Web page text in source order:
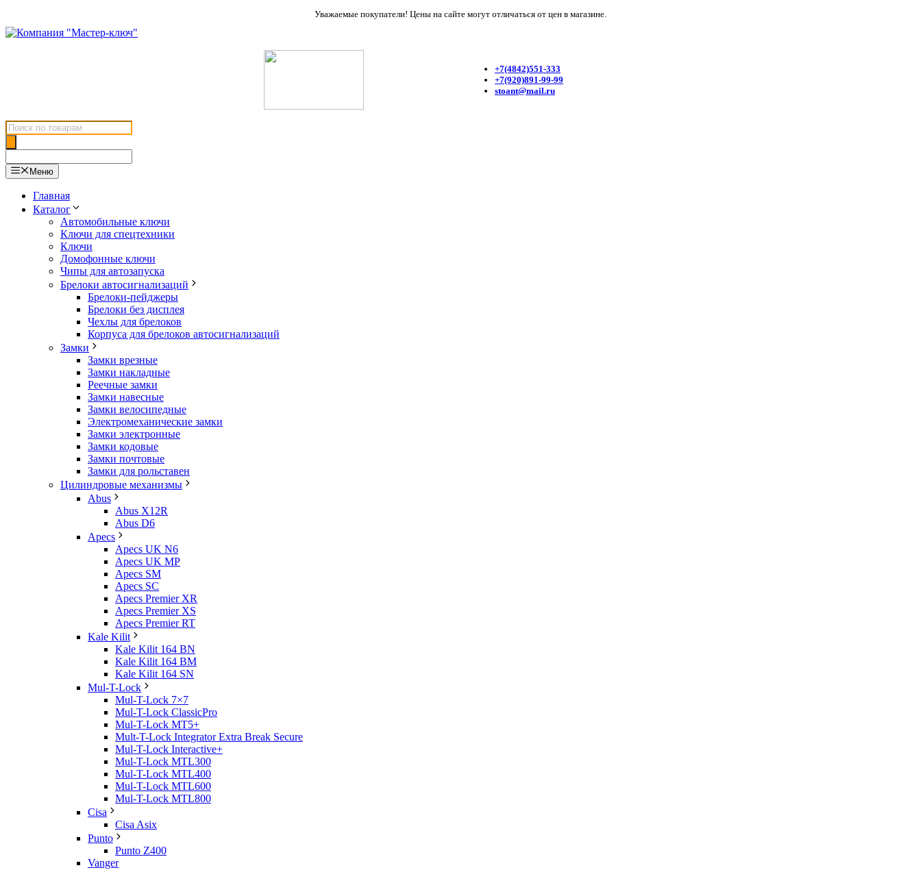
к
содержимому
Уважаемые покупатели! Цены на сайте могут отличаться от цен в магазине.
+7(4842)551-333
+7(920)891-99-99
stoant@mail.ru
Поиск
товаров
Меню
Главная
Каталог
Автомобильные ключи
Ключи для спецтехники
Ключи
Домофонные ключи
Чипы для автозапуска
Брелоки автосигнализаций
Брелоки-пейджеры
Брелоки без дисплея
Чехлы для брелоков
Корпуса для брелоков автосигнализаций
Замки
Замки врезные
Замки накладные
Реечные замки
Замки навесные
Замки велосипедные
Электромеханические замки
Замки электронные
Замки кодовые
Замки почтовые
Замки для рольставен
Цилиндровые механизмы
Abus
Abus X12R
Abus D6
Apecs
Apecs UK N6
Apecs UK MP
Apecs SM
Apecs SC
Apecs Premier XR
Apecs Premier XS
Apecs Premier RT
Kale Kilit
Kale Kilit 164 BN
Kale Kilit 164 BM
Kale Kilit 164 SN
Mul-T-Lock
Mul-T-Lock 7×7
Mul-T-Lock ClassicPro
Mul-T-Lock MT5+
Mult-T-Lock Integrator Extra Break Secure
Mul-T-Lock Interactive+
Mul-T-Lock MTL300
Mul-T-Lock MTL400
Mul-T-Lock MTL600
Mul-T-Lock MTL800
Cisa
Cisa Asix
Punto
Punto Z400
Vanger